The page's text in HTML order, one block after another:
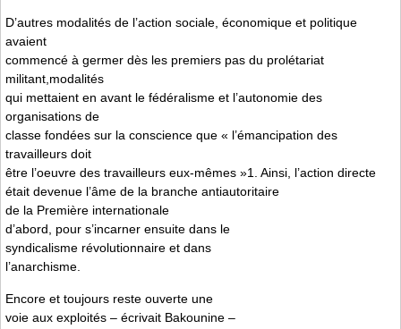
D’autres modalités de l’action sociale, économique et politique
avaient
commencé à germer dès les premiers pas du prolétariat
militant,modalités
qui mettaient en avant le fédéralisme et l’autonomie des
organisations de
classe fondées sur la conscience que « l’émancipation des
travailleurs doit
être l’oeuvre des travailleurs eux-mêmes »1. Ainsi, l’action directe
était devenue l’âme de la branche antiautoritaire
de la Première internationale
d’abord, pour s’incarner ensuite dans le
syndicalisme révolutionnaire et dans
l’anarchisme.
Encore et toujours reste ouverte une
voie aux exploités – écrivait Bakounine –